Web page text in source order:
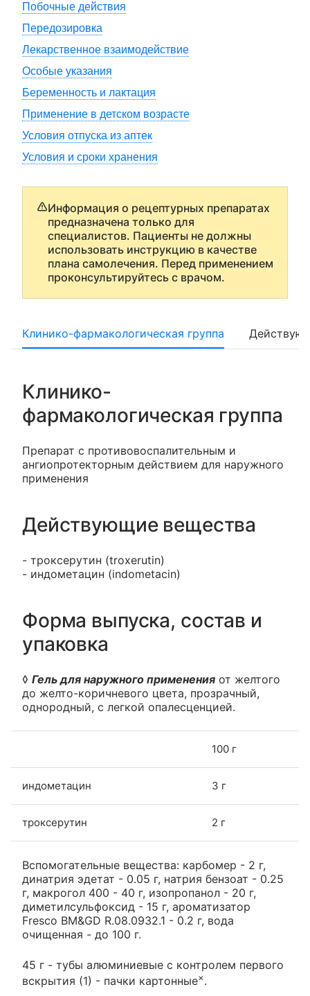
Побочные действия
Передозировка
Лекарственное взаимодействие
Особые указания
Беременность и лактация
Применение в детском возрасте
Условия отпуска из аптек
Условия и сроки хранения
Информация о рецептурных препаратах
предназначена только для
специалистов. Пациенты не должны
использовать инструкцию в качестве
плана самолечения. Перед применением
проконсультируйтесь с врачом.
Клинико-фармакологическая группа
Клинико-
фармакологическая группа
Препарат с противовоспалительным и
ангиопротекторным действием для наружного
применения
Действующие вещества
- троксерутин (troxerutin)
- индометацин (indometacin)
Форма выпуска, состав и
упаковка
◊ Гель для наружного применения от желтого
до желто-коричневого цвета, прозрачный,
однородный, с легкой опалесценцией.
100 г
индометацин 3 г
троксерутин 2 г
Вспомогательные вещества: карбомер - 2 г,
динатрия эдетат - 0.05 г, натрия бензоат - 0.25
г, макрогол 400 - 40 г, изопропанол - 20 г,
диметилсульфоксид - 15 г, ароматизатор
Fresco BM&GD R.08.0932.1 - 0.2 г, вода
очищенная - до 100 г.
45 г - тубы алюминиевые с контролем первого
вскрытия (1) - пачки картонные×.